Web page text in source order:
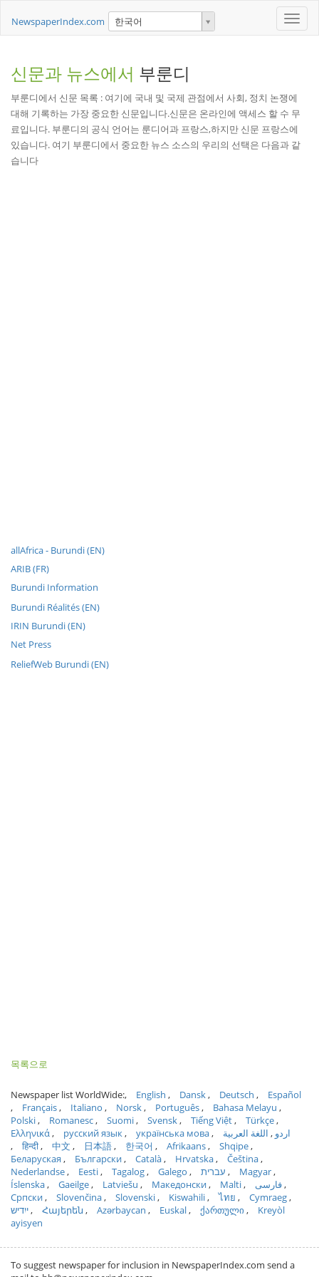
Toggle
NewspaperIndex.com 한국어
신문과 뉴스에서 부룬디
부룬디에서 신문 목록 : 여기에 국내 및 국제 관점에서 사회, 정치 논쟁에
대해 기록하는 가장 중요한 신문입니다.신문은 온라인에 액세스 할 수 무
료입니다. 부룬디의 공식 언어는 룬디어과 프랑스,하지만 신문 프랑스에
있습니다. 여기 부룬디에서 중요한 뉴스 소스의 우리의 선택은 다음과 같
습니다
allAfrica - Burundi (EN)
ARIB (FR)
Burundi Information
Burundi Réalités (EN)
IRIN Burundi (EN)
Net Press
ReliefWeb Burundi (EN)
목록으로
Newspaper list WorldWide: English Dansk Deutsch
Español
Français
Italiano Norsk Português
Bahasa Melayu
Polski
Romanesc Suomi Svensk Tiếng Việt
Türkçe
Ελληνικά
русский язык українська мова اردو
اللغة العربية
हिन्दी
中文 日本語 한국어 Afrikaans
Shqipe
Беларуская
Български Català Hrvatska
Čeština
Nederlandse
Eesti Tagalog Galego עברית
Magyar
Íslenska
Gaeilge Latviešu Македонски Malti
فارسی
Српски
Slovenčina Slovenski Kiswahili ไทย
Cymraeg
ייִדיש
Հայերեն Azərbaycan Euskal ქართული
Kreyòl
ayisyen
To suggest newspaper for inclusion in NewspaperIndex.com send a